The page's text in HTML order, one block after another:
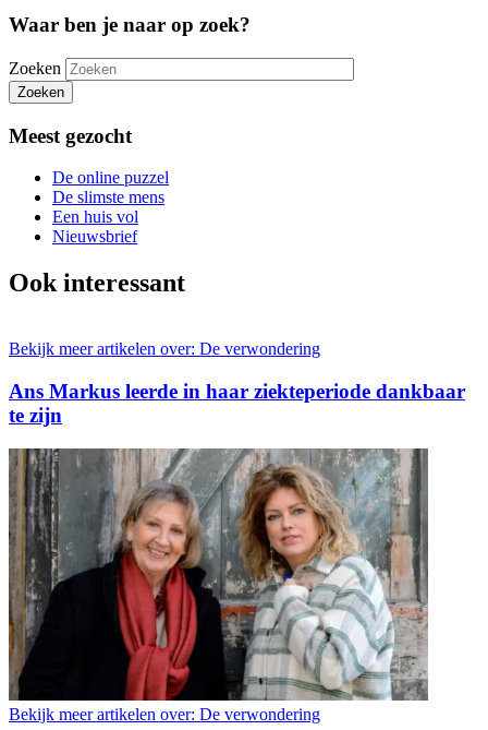
Waar ben je naar op zoek?
Zoeken
Zoeken
Meest gezocht
De online puzzel
De slimste mens
Een huis vol
Nieuwsbrief
Ook interessant
Bekijk meer artikelen over: De verwondering
Ans Markus leerde in haar ziekteperiode dankbaar
te zijn
Bekijk meer artikelen over: De verwondering